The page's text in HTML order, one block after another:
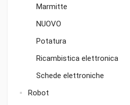
Marmitte
NUOVO
Potatura
Ricambistica elettronica
Schede elettroniche
Robot